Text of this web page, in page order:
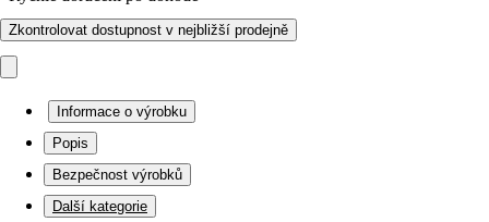
Zkontrolovat dostupnost v nejbližší prodejně
Informace o výrobku
Popis
Bezpečnost výrobků
Další kategorie